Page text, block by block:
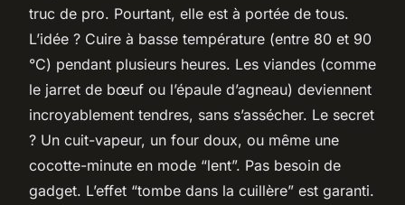
truc de pro. Pourtant, elle est à portée de tous.
L’idée ? Cuire à basse température (entre 80 et 90
°C) pendant plusieurs heures. Les viandes (comme
le jarret de bœuf ou l’épaule d’agneau) deviennent
incroyablement tendres, sans s’assécher. Le secret
? Un cuit-vapeur, un four doux, ou même une
cocotte-minute en mode “lent”. Pas besoin de
gadget. L’effet “tombe dans la cuillère” est garanti.